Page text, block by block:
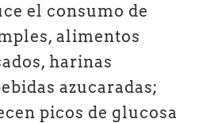
el consumo de
alimentos
harinas
azucaradas;
picos de glucosa